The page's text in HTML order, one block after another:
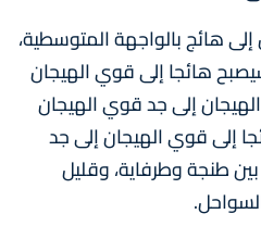
هائج بالواجهة المتوسطية،
هائجا إلى قوي الهيجان
إلى جد قوي الهيجان
إلى قوي الهيجان إلى جد
طنجة وطرفاية، وقليل